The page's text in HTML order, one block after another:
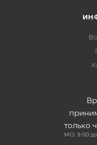
только
МО: 9:00 до